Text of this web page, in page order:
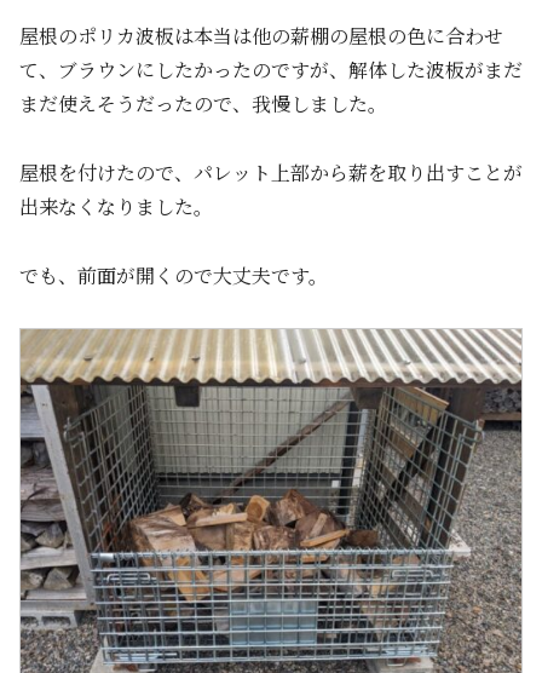
屋根のポリカ波板は本当は他の薪棚の屋根の色に合わせ
て、ブラウンにしたかったのですが、解体した波板がまだ
まだ使えそうだったので、我慢しました。
屋根を付けたので、パレット上部から薪を取り出すことが
出来なくなりました。
でも、前面が開くので大丈夫です。